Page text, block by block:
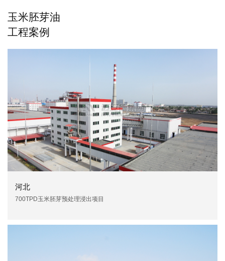
玉米胚芽油
工程案例
河北
700TPD玉米胚芽预处理浸出项目